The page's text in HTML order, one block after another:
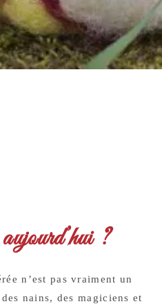
?
n’est pas vraiment un
nains, des magiciens et